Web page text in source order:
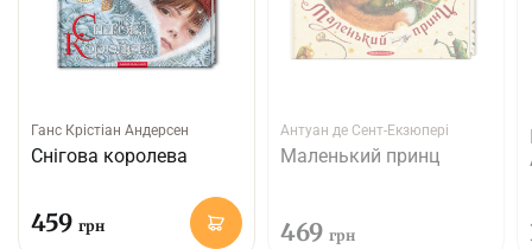
Ганс Крістіан Андерсен
Снігова королева
459 грн
Антуан де Сент-Екзюпері
Маленький принц
469 грн